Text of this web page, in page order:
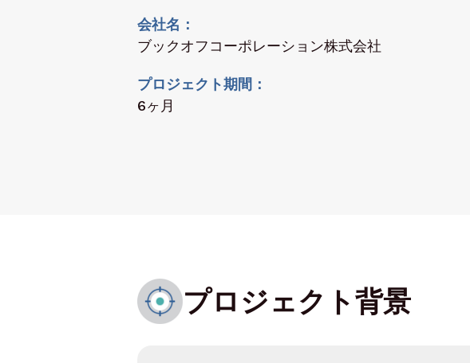
会社名
ブックオフコーポレーション株式会社
プロジェクト期間
6ヶ月
プロジェクト背景